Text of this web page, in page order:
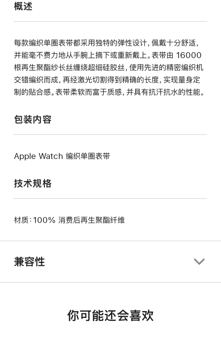
概述
每款编织单圈表带都采用独特的弹性设计，佩戴十分舒适，
并能毫不费力地从手腕上摘下或重新戴上。表带由 16000
根再生聚酯纱长丝缠绕超细硅胶丝，使用先进的精密编织机
交错编织而成，再经激光切割得到精确的长度，实现量身定
制的贴合感。表带柔软而富于质感，并具有抗汗抗水的性能。
包装内容
Apple Watch 编织单圈表带
技术规格
材质：100% 消费后再生聚酯纤维
兼容性
你可能还会喜欢